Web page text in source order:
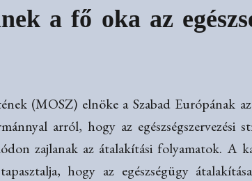
a fő oka az
(MOSZ) elnöke a Szabad Európának
arról, hogy az egészségszervezési
zajlanak az átalakítási folyamatok. A
hogy az egészségügy